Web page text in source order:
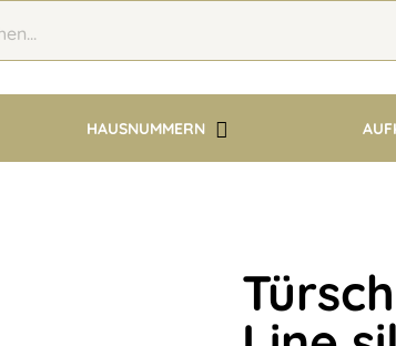
HAUSNUMMERN